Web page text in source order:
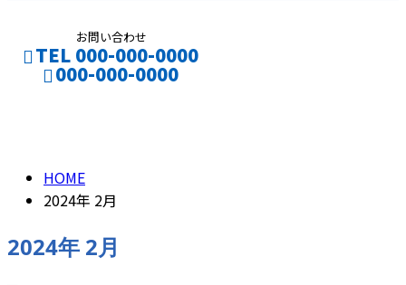
お問い合わせ
TEL 000-000-0000
000-000-0000
HOME
2024年 2月
2024年 2月